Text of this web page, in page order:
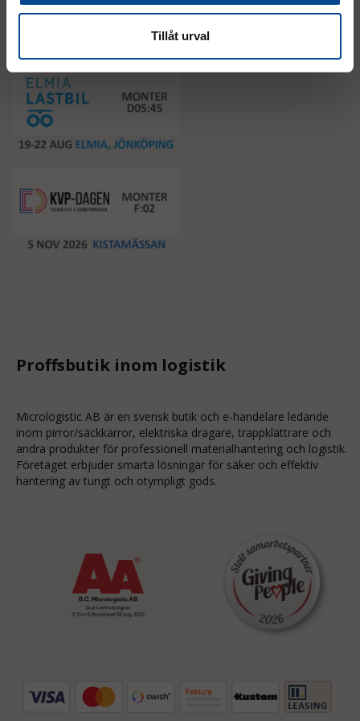
Tillåt urval
Event
Proffsbutik inom logistik
Micrologistic AB är en svensk butik och e-handelare ledande
inom pirror/säckkärror, elektriska dragare, trappklättrare och
andra produkter för professionell materialhantering och logistik.
Företaget erbjuder smarta lösningar för säker och effektiv
hantering av tungt och otympligt gods.